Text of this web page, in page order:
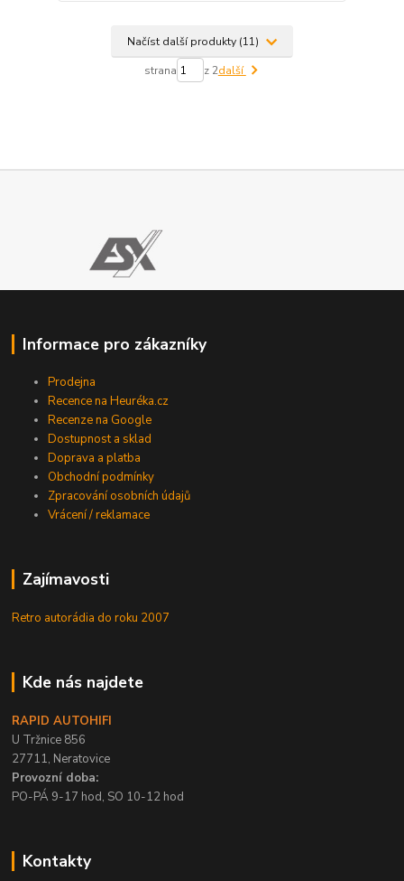
Načíst další produkty (11)
strana z 2další
Informace pro zákazníky
Prodejna
Recence na Heuréka.cz
Recenze na Google
Dostupnost a sklad
Doprava a platba
Obchodní podmínky
Zpracování osobních údajů
Vrácení / reklamace
Zajímavosti
Retro autorádia do roku 2007
Kde nás najdete
RAPID AUTOHIFI
U Tržnice 856
27711, Neratovice
Provozní doba:
PO-PÁ 9-17 hod, SO 10-12 hod
Kontakty